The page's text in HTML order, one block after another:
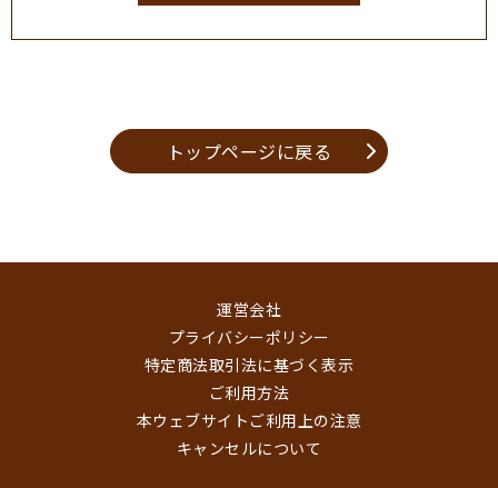
トップページに戻る
運営会社
プライバシーポリシー
特定商法取引法に基づく表示
ご利用方法
本ウェブサイトご利用上の注意
キャンセルについて